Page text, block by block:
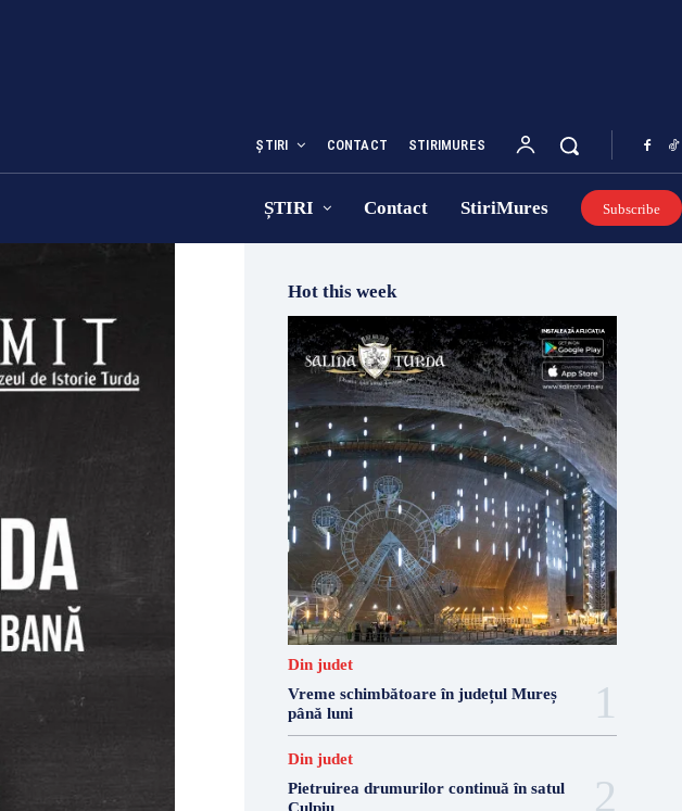
ȘTIRI CONTACT STIRIMURES
ȘTIRI Contact StiriMures Subscribe
Hot this week
Din judet
Vreme schimbătoare în județul Mureș
până luni
Din judet
Pietruirea drumurilor continuă în satul
Culpiu